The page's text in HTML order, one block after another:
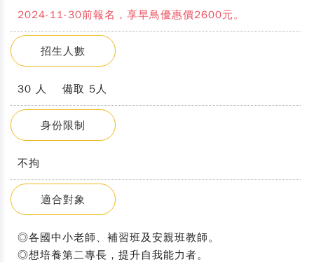
2024-11-30前報名，享早鳥優惠價2600元。
招生人數
30 人 備取 5人
身份限制
不拘
適合對象
◎各國中小老師、補習班及安親班教師。
◎想培養第二專長，提升自我能力者。